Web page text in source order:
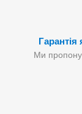
Гарантія
Ми